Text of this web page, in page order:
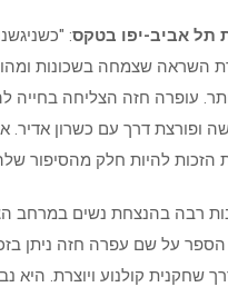
תל אביב-יפו בטקס:
השראה שצמחה בשכונות
עופרה חזה הצליחה בחייה
ופורצת דרך עם כשרון
הזכות להיות חלק מהסיפור
רבה בהנצחת נשים במרחב
הספר על שם עפרה חזה ניתן
שחקנית קולנוע ויוצרת. היא